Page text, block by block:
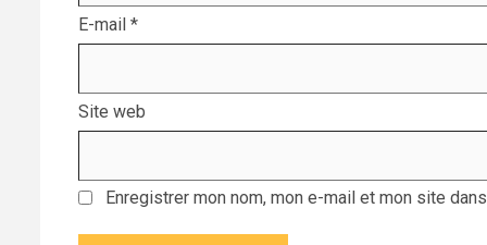
E-mail *
Site web
Enregistrer mon nom, mon e-mail et mon site